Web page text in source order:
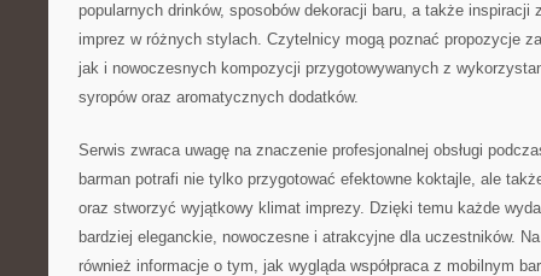
popularnych drinków, sposobów dekoracji baru, a także inspiracji
imprez w różnych stylach. Czytelnicy mogą poznać propozycje
jak i nowoczesnych kompozycji przygotowywanych z
syropów oraz aromatycznych dodatków.
Serwis zwraca uwagę na znaczenie profesjonalnej obsługi
barman potrafi nie tylko przygotować efektowne koktajle, ale
oraz stworzyć wyjątkowy klimat imprezy. Dzięki temu każde
bardziej eleganckie, nowoczesne i atrakcyjne dla uczestników.
również informacje o tym, jak wygląda współpraca z mobilnym